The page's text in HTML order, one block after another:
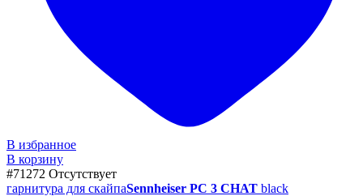
В избранное
В корзину
#71272 Отсутствует
гарнитура для скайпаSennheiser PC 3 CHAT black